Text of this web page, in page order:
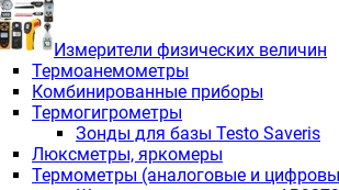
Индикаторы аналоговых
Измерители COS F
Комбинированные приборы
Комбинированные приборы
Комбинированные приборы
Анализаторы качества
Анализаторы мощности
Измерители физических величин
Термоанемометры
Комбинированные приборы
Термогигрометры
Зонды для базы Testo Saveris
Люксметры, яркомеры
Термометры (аналоговые и